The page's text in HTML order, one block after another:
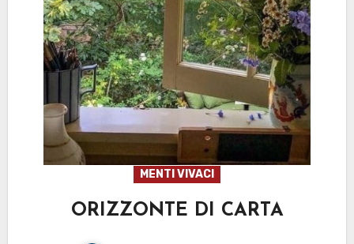
MENTI VIVACI
ORIZZONTE DI CARTA